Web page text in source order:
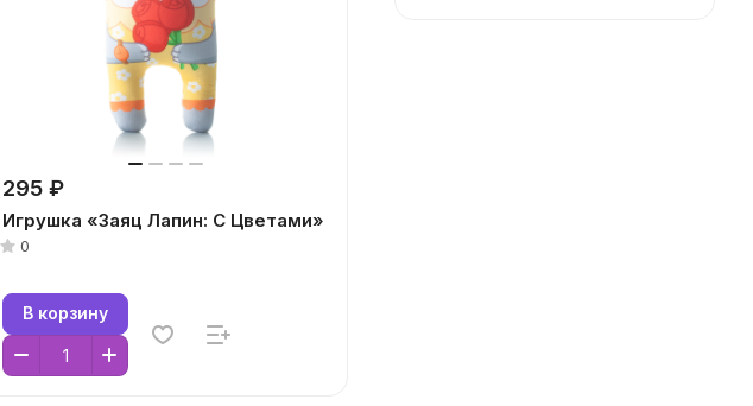
295 ₽
Игрушка «Заяц Лапин: С Цветами»
0
В корзину